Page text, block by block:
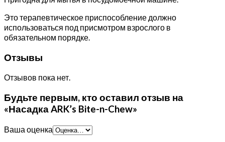
Это терапевтическое приспособление должно
использоваться под присмотром взрослого в
обязательном порядке.
Отзывы
Отзывов пока нет.
Будьте первым, кто оставил отзыв на
«Насадка ARK’s Bite-n-Chew»
Ваша оценка